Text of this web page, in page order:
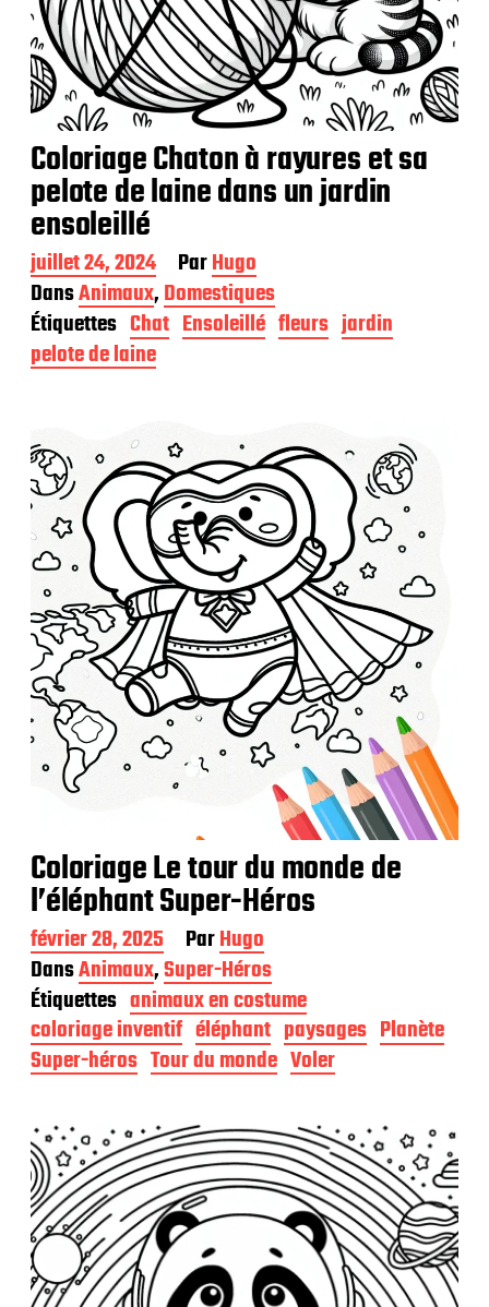
Coloriage Chaton à rayures et sa
pelote de laine dans un jardin
ensoleillé
D
a
t
e
d
e
b
l
i
c
a
t
i
n
juillet 24, 2024 ParHugo
DansAnimaux,Domestiques
Étiquettes Chat Ensoleillé fleurs jardin
pelote de laine
Coloriage Le tour du monde de
l’éléphant Super-Héros
D
a
t
e
d
e
p
l
i
c
a
t
i
o
n
février 28, 2025 ParHugo
DansAnimaux,Super-Héros
Étiquettes animaux en costume
coloriage inventif éléphant paysages Planète
Super-héros Tour du monde Voler